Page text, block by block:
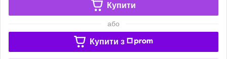
Купити
або
Купити з